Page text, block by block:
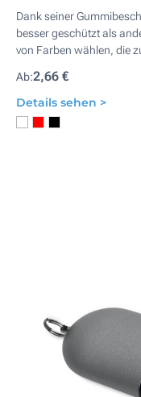
Dank seiner
besser geschützt als
von Farben wählen, die
Ab:2,66 €
Details sehen >